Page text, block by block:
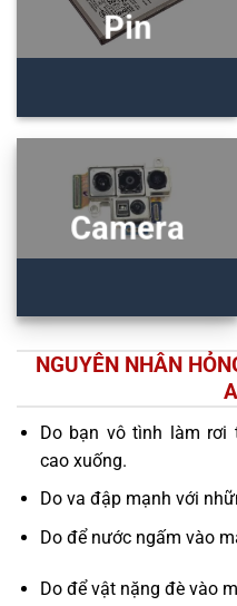
Pin
Camera
NGUYÊN NHÂN
Do bạn vô tình làm rơi
cao xuống.
Do va đập mạnh với
Do để nước ngấm vào
Do để vật nặng đè vào